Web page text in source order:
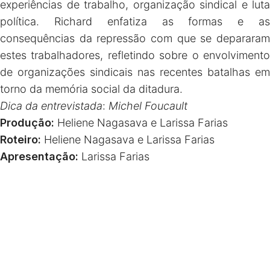
experiências de trabalho, organização sindical e luta
política. Richard enfatiza as formas e as
consequências da repressão com que se depararam
estes trabalhadores, refletindo sobre o envolvimento
de organizações sindicais nas recentes batalhas em
torno da memória social da ditadura.
Dica da entrevistada: Michel Foucault
Produção: Heliene Nagasava e Larissa Farias
Roteiro: Heliene Nagasava e Larissa Farias
Apresentação: Larissa Farias